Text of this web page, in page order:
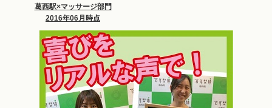
葛西駅×マッサージ部門
2016年06月時点